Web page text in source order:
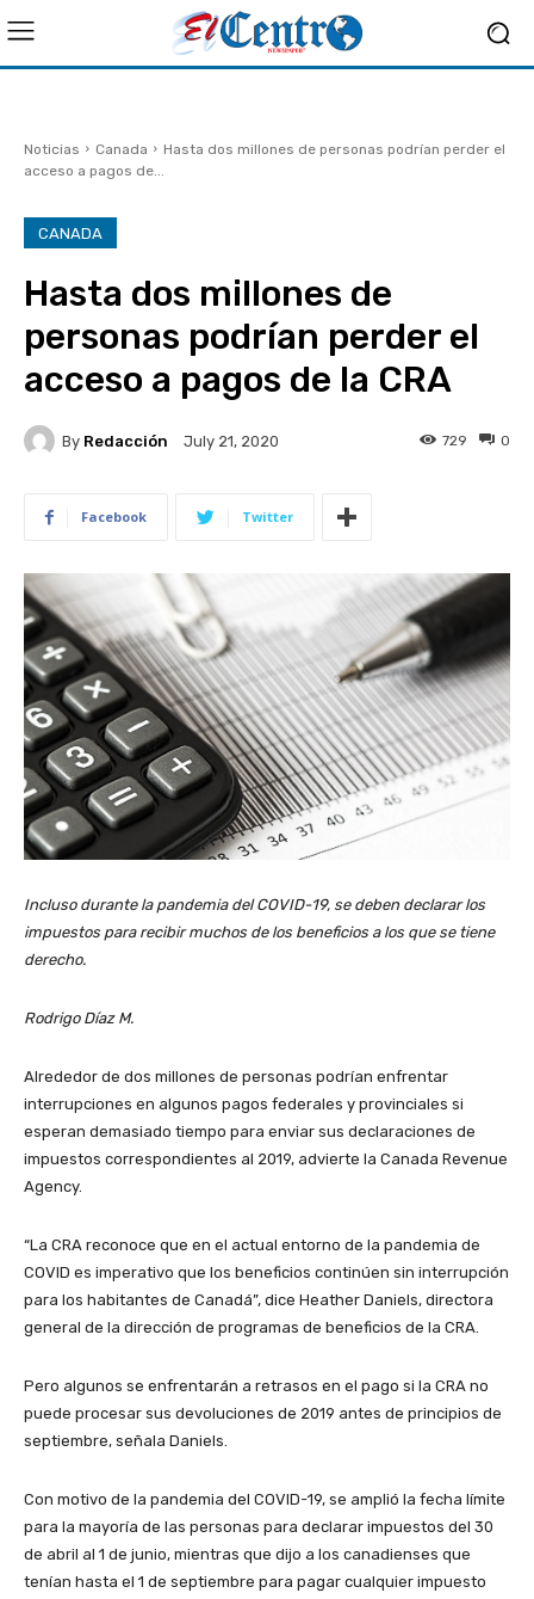
Noticias Canada
Hasta dos millones de personas podrían perder el
acceso a pagos de...
CANADA
Hasta dos millones de
personas podrían perder el
acceso a pagos de la CRA
By Redacción July 21, 2020 0
729
Facebook Twitter
Incluso durante la pandemia del COVID-19, se deben declarar los
impuestos para recibir muchos de los beneficios a los que se tiene
derecho.
Rodrigo Díaz M.
Alrededor de dos millones de personas podrían enfrentar
interrupciones en algunos pagos federales y provinciales si
esperan demasiado tiempo para enviar sus declaraciones de
impuestos correspondientes al 2019, advierte la Canada Revenue
Agency.
“La CRA reconoce que en el actual entorno de la pandemia de
COVID es imperativo que los beneficios continúen sin interrupción
para los habitantes de Canadá”, dice Heather Daniels, directora
general de la dirección de programas de beneficios de la CRA.
Pero algunos se enfrentarán a retrasos en el pago si la CRA no
puede procesar sus devoluciones de 2019 antes de principios de
septiembre, señala Daniels.
Con motivo de la pandemia del COVID-19, se amplió la fecha límite
para la mayoría de las personas para declarar impuestos del 30
de abril al 1 de junio, mientras que dijo a los canadienses que
tenían hasta el 1 de septiembre para pagar cualquier impuesto